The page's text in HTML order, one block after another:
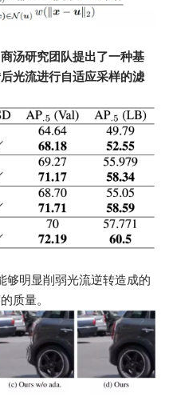
汤研究团队提出了一种基
光流进行自适应采样的滤
够明显削弱光流逆转造成的
质量。